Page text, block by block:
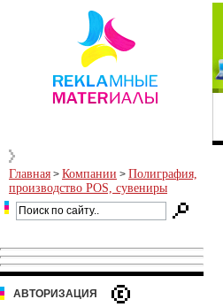
Главная > Компании > Полиграфия,
производство POS, сувениры
АВТОРИЗАЦИЯ